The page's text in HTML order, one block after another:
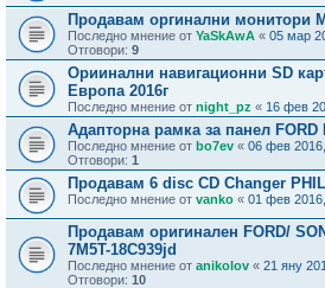
Продавам оргинални монитори
Последно мнение от YaSkAwA « 05 мар
Отговори: 9
Ориинални навигационни SD
Европа 2016г
Последно мнение от night_pz « 16 фев
Адапторна рамка за панел FORD
Последно мнение от bo7ev « 06 фев
Отговори: 1
Продавам 6 disc CD Changer
Последно мнение от vanko « 01 фев
Продавам оригинален FORD/
7M5T-18C939jd
Последно мнение от anikolov « 21 яну
Отговори: 10